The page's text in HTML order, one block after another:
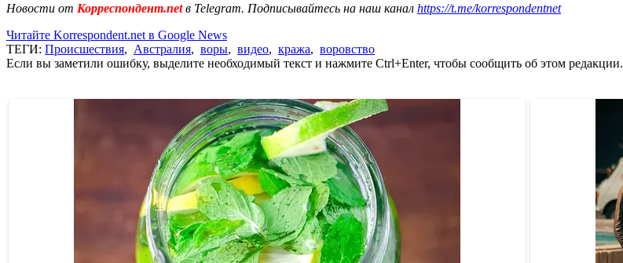
Новости от Корреспондент.netв Telegram. Подписывайтесь на наш канал https://t.me/korrespondentnet
Читайте Korrespondent.net в Google News
ТЕГИ: Происшествия, Австралия, воры, видео, кража, воровство
Если вы заметили ошибку, выделите необходимый текст и нажмите Ctrl+Enter, чтобы сообщить об этом редакции.